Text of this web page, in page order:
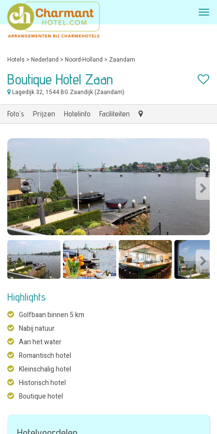
Hotels > Nederland > Noord-Holland > Zaandam
Boutique Hotel Zaan
Lagedijk 32, 1544 BG Zaandijk (Zaandam)
Foto's Prijzen Hotelinfo Faciliteiten
Highlights
Golfbaan binnen 5 km
Nabij natuur
Aan het water
Romantisch hotel
Kleinschalig hotel
Historisch hotel
Boutique hotel